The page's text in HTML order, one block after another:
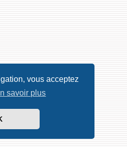
vous acceptez
savoir plus